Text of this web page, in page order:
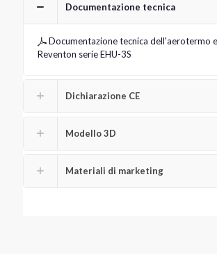
Documentazione tecnica
Documentazione tecnica dell'aerotermo
Reventon serie EHU-3S
Dichiarazione CE
Modello 3D
Materiali di marketing